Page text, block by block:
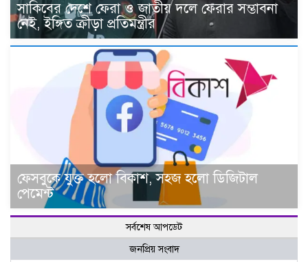
সাকিবের দেশে ফেরা ও জাতীয় দলে ফেরার সম্ভাবনা
নেই, ইঙ্গিত ক্রীড়া প্রতিমন্ত্রীর
ফেসবুকে যুক্ত হলো বিকাশ, সহজ হলো ডিজিটাল
পেমেন্ট
সর্বশেষ আপডেট
জনপ্রিয় সংবাদ